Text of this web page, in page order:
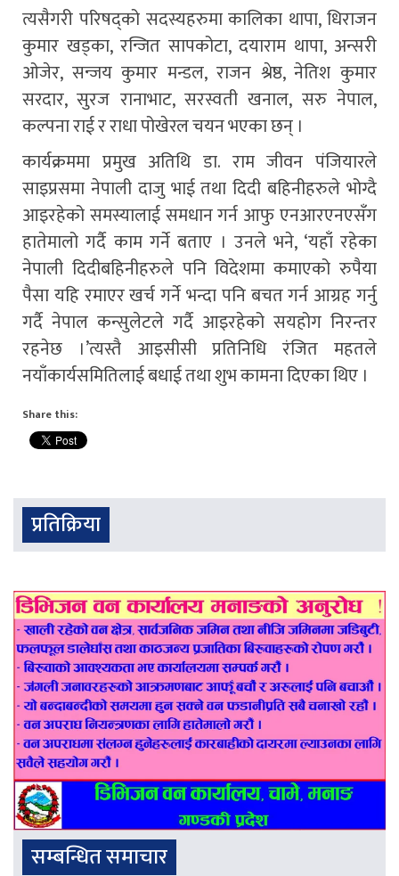
त्यसैगरी परिषद्को सदस्यहरुमा कालिका थापा, धिराजन
कुमार खड्का, रन्जित सापकोटा, दयाराम थापा, अन्सरी
ओजेर, सन्जय कुमार मन्डल, राजन श्रेष्ठ, नेतिश कुमार
सरदार, सुरज रानाभाट, सरस्वती खनाल, सरु नेपाल,
कल्पना राई र राधा पोखेरल चयन भएका छन् ।
कार्यक्रममा प्रमुख अतिथि डा. राम जीवन पंजियारले
साइप्रसमा नेपाली दाजु भाई तथा दिदी बहिनीहरुले भोग्दै
आइरहेको समस्यालाई समधान गर्न आफु एनआरएनएसँग
हातेमालो गर्दै काम गर्ने बताए । उनले भने, ‘यहाँ रहेका
नेपाली दिदीबहिनीहरुले पनि विदेशमा कमाएको रुपैया
पैसा यहि रमाएर खर्च गर्ने भन्दा पनि बचत गर्न आग्रह गर्नु
गर्दै नेपाल कन्सुलेटले गर्दै आइरहेको सयहोग निरन्तर
रहनेछ ।’त्यस्तै आइसीसी प्रतिनिधि रंजित महतले
नयाँकार्यसमितिलाई बधाई तथा शुभ कामना दिएका थिए ।
Share this:
प्रतिक्रिया
सम्बन्धित समाचार